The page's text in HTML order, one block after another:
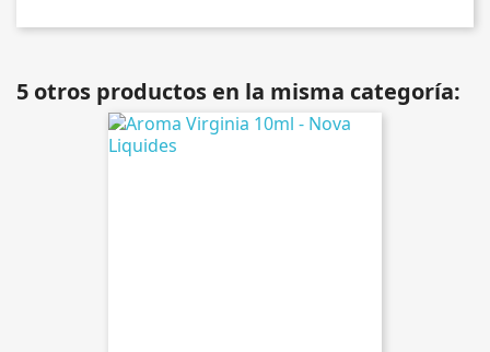
5 otros productos en la misma categoría: